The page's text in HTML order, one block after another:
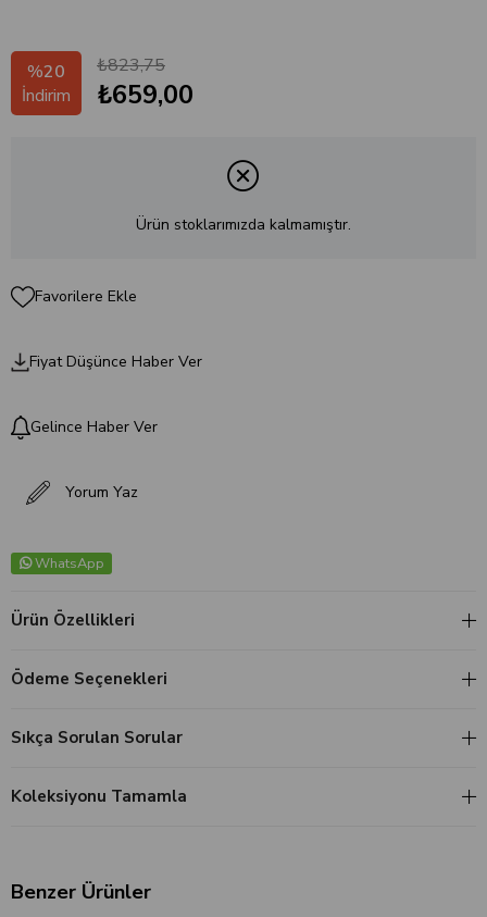
%20
İndirim
₺823,75
₺659,00
Ürün stoklarımızda kalmamıştır.
Favorilere Ekle
Fiyat Düşünce Haber Ver
Gelince Haber Ver
Yorum Yaz
WhatsApp
Ürün Özellikleri
Ödeme Seçenekleri
Sıkça Sorulan Sorular
Koleksiyonu Tamamla
Benzer Ürünler